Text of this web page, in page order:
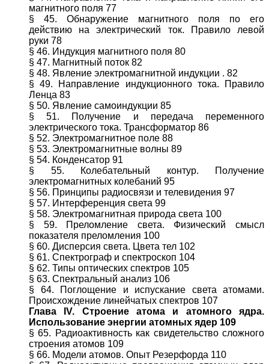
магнитного поля 77
§ 45. Обнаружение магнитного поля по его
действию на электрический ток. Правило левой
руки 78
§ 46. Индукция магнитного поля 80
§ 47. Магнитный поток 82
§ 48. Явление электромагнитной индукции . 82
§ 49. Направление индукционного тока. Правило
Ленца 83
§ 50. Явление самоиндукции 85
§ 51. Получение и передача переменного
электрического тока. Трансформатор 86
§ 52. Электромагнитное поле 88
§ 53. Электромагнитные волны 89
§ 54. Конденсатор 91
§ 55. Колебательный контур. Получение
электромагнитных колебаний 95
§ 56. Принципы радиосвязи и телевидения 97
§ 57. Интерференция света 99
§ 58. Электромагнитная природа света 100
§ 59. Преломление света. Физический смысл
показателя преломления 100
§ 60. Дисперсия света. Цвета тел 102
§ 61. Спектрограф и спектроскоп 104
§ 62. Типы оптических спектров 105
§ 63. Спектральный анализ 106
§ 64. Поглощение и испускание света атомами.
Происхождение линейчатых спектров 107
Глава IV. Строение атома и атомного ядра.
Использование энергии атомных ядер 109
§ 65. Радиоактивность как свидетельство сложного
строения атомов 109
§ 66. Модели атомов. Опыт Резерфорда 110